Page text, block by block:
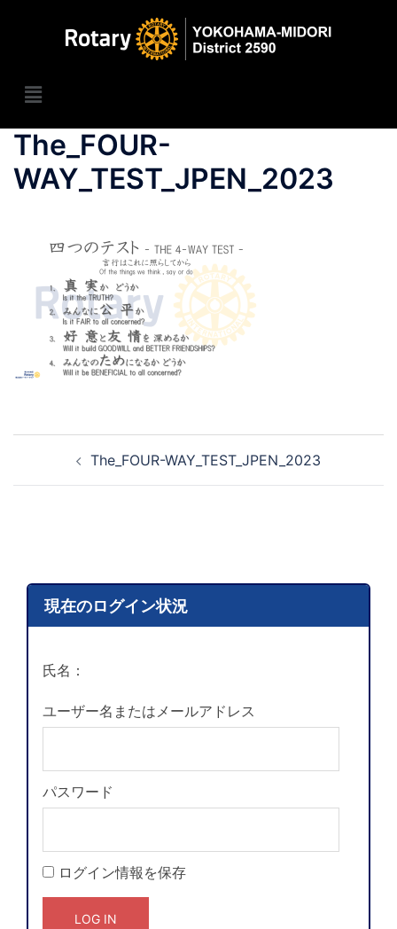
The_FOUR-
WAY_TEST_JPEN_2023
The_FOUR-WAY_TEST_JPEN_2023
現在のログイン状況
氏名：
ユーザー名またはメールアドレス
パスワード
ログイン情報を保存